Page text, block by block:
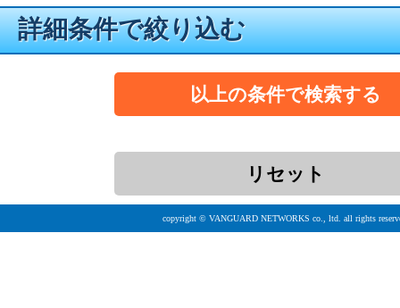
詳細条件で絞り込む
copyright © VANGUARD NETWORKS co., ltd. all rights